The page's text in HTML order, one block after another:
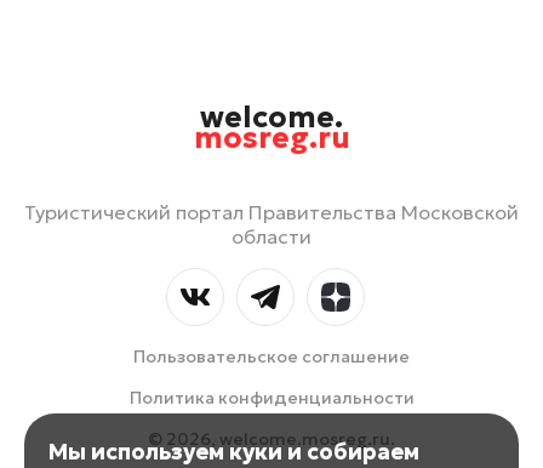
welcome.
mosreg.ru
Туристический портал Правительства Московской
области
Пользовательское соглашение
Политика конфиденциальности
© 2026, welcome.mosreg.ru.
Мы используем куки и собираем